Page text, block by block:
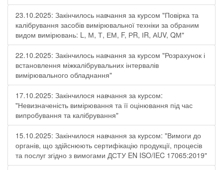
23.10.2025: Закінчилось навчання за курсом "Повірка та
калібрування засобів вимірювальної техніки за обраним
видом вимірювань: L, М, Т, ЕМ, F, РR, ІR, АUV, QМ"
22.10.2025: Закінчилось навчання за курсом "Розрахунок і
встановлення міжкалібрувальних інтервалів
вимірювального обладнання"
17.10.2025: Закінчилося навчання за курсом:
"Невизначеність вимірювання та її оцінювання під час
випробування та калібрування"
15.10.2025: Закінчилося навчання за курсом: "Вимоги до
органів, що здійснюють сертифікацію продукції, процесів
та послуг згідно з вимогами ДСТУ EN ISO/IEC 17065:2019"